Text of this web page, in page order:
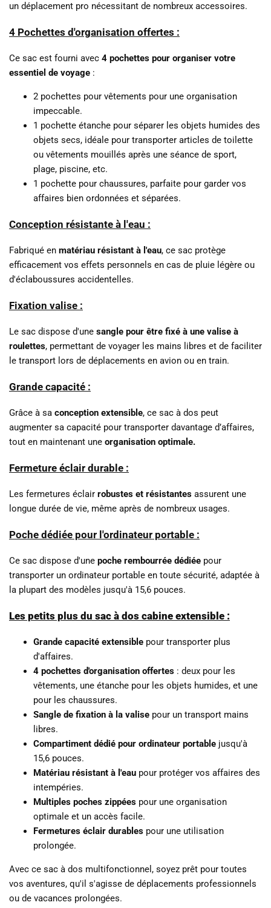
un déplacement pro nécessitant de nombreux accessoires.
4 Pochettes d'organisation offertes :
Ce sac est fourni avec 4 pochettes pour organiser votre
essentiel de voyage :
2 pochettes pour vêtements pour une organisation
impeccable.
1 pochette étanche pour séparer les objets humides des
objets secs, idéale pour transporter articles de toilette
ou vêtements mouillés après une séance de sport,
plage, piscine, etc.
1 pochette pour chaussures, parfaite pour garder vos
affaires bien ordonnées et séparées.
Conception résistante à l'eau :
Fabriqué en matériau résistant à l'eau, ce sac protège
efficacement vos effets personnels en cas de pluie légère ou
d'éclaboussures accidentelles.
Fixation valise :
Le sac dispose d'une sangle pour être fixé à une valise à
roulettes, permettant de voyager les mains libres et de faciliter
le transport lors de déplacements en avion ou en train.
Grande capacité :
Grâce à sa conception extensible, ce sac à dos peut
augmenter sa capacité pour transporter davantage d’affaires,
tout en maintenant une organisation optimale.
Fermeture éclair durable :
Les fermetures éclair robustes et résistantes assurent une
longue durée de vie, même après de nombreux usages.
Poche dédiée pour l'ordinateur portable :
Ce sac dispose d'une poche rembourrée dédiée pour
transporter un ordinateur portable en toute sécurité, adaptée à
la plupart des modèles jusqu'à 15,6 pouces.
Les petits plus du sac à dos cabine extensible :
Grande capacité extensible pour transporter plus
d'affaires.
4 pochettes d'organisation offertes : deux pour les
vêtements, une étanche pour les objets humides, et une
pour les chaussures.
Sangle de fixation à la valise pour un transport mains
libres.
Compartiment dédié pour ordinateur portable jusqu'à
15,6 pouces.
Matériau résistant à l'eau pour protéger vos affaires des
intempéries.
Multiples poches zippées pour une organisation
optimale et un accès facile.
Fermetures éclair durables pour une utilisation
prolongée.
Avec ce sac à dos multifonctionnel, soyez prêt pour toutes
vos aventures, qu'il s'agisse de déplacements professionnels
ou de vacances prolongées.